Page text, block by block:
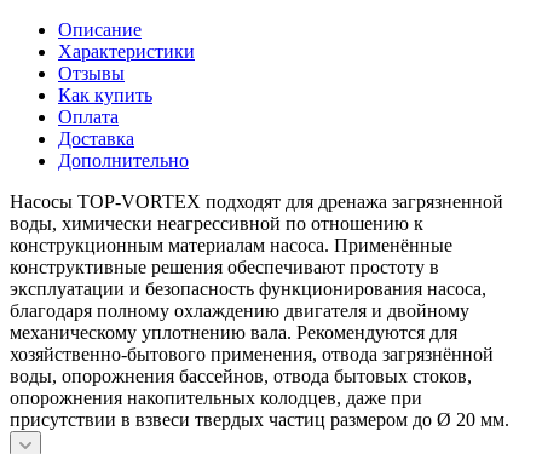
Описание
Характеристики
Отзывы
Как купить
Оплата
Доставка
Дополнительно
Насосы TOP-VORTEX подходят для дренажа загрязненной
воды, химически неагрессивной по отношению к
конструкционным материалам насоса. Применённые
конструктивные решения обеспечивают простоту в
эксплуатации и безопасность функционирования насоса,
благодаря полному охлаждению двигателя и двойному
механическому уплотнению вала. Рекомендуются для
хозяйственно-бытового применения, отвода загрязнённой
воды, опорожнения бассейнов, отвода бытовых стоков,
опорожнения накопительных колодцев, даже при
присутствии в взвеси твердых частиц размером до Ø 20 мм.